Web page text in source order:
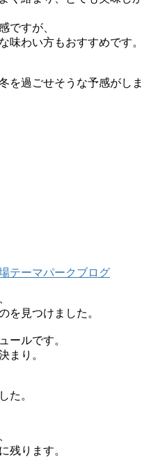
ですが、
味わい方もおすすめです。
を過ごせそうな予感がしま
テーマパークブログ
を見つけました。
ールです。
まり。
た。
残ります。